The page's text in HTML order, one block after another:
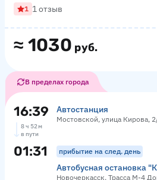
≈ 1030 руб.
1 1 отзыв
В пределах города
16:39 Автостанция
Мостовской, улица Кирова,
8 ч 52 м
в пути
01:31 прибытие на след. день
Автобусная остановка
Новочеркасск, Трасса М-4